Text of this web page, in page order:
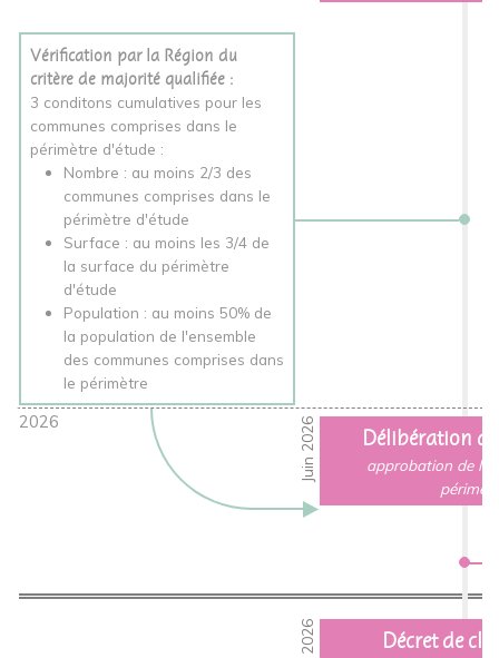
Vérification par la Région du
critère de majorité qualifiée :
3 conditons cumulatives pour les
communes comprises dans le
périmètre d'étude :
Nombre : au moins 2/3 des
communes comprises dans le
périmètre d'étude
Surface : au moins les 3/4 de
la surface du périmètre
d'étude
Population : au moins 50% de
la population de l'ensemble
des communes comprises dans
le périmètre
Juin 2026 Délibération
approbation de la
Décret de